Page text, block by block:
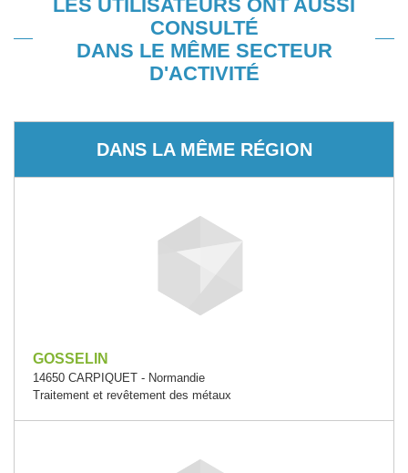
LES UTILISATEURS ONT AUSSI
CONSULTÉ
DANS LE MÊME SECTEUR
D'ACTIVITÉ
DANS LA MÊME RÉGION
GOSSELIN
14650 CARPIQUET - Normandie
Traitement et revêtement des métaux